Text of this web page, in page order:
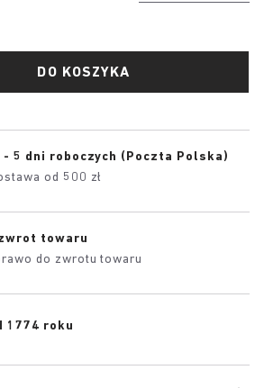
DO KOSZYKA
- 5 dni roboczych (Poczta Polska)
od 500 zł
towaru
do zwrotu towaru
1774 roku